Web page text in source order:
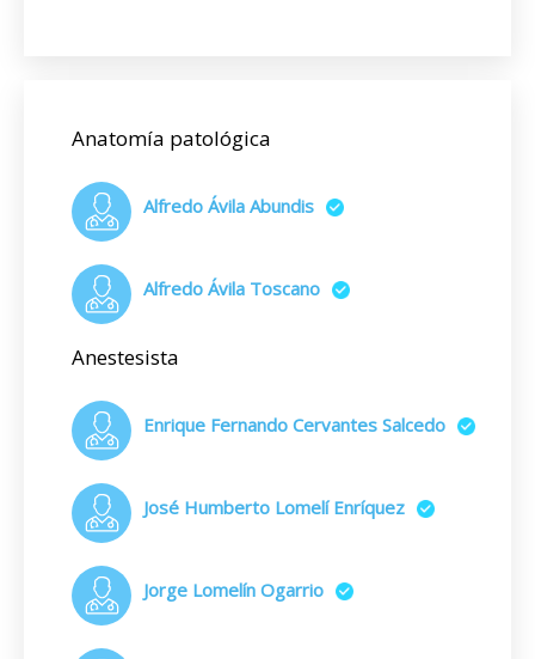
Anatomía patológica
Alfredo Ávila Abundis
Alfredo Ávila Toscano
Anestesista
Enrique Fernando Cervantes Salcedo
José Humberto Lomelí Enríquez
Jorge Lomelín Ogarrio